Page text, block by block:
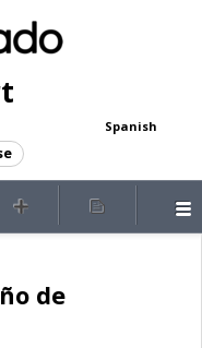
Spanish
de